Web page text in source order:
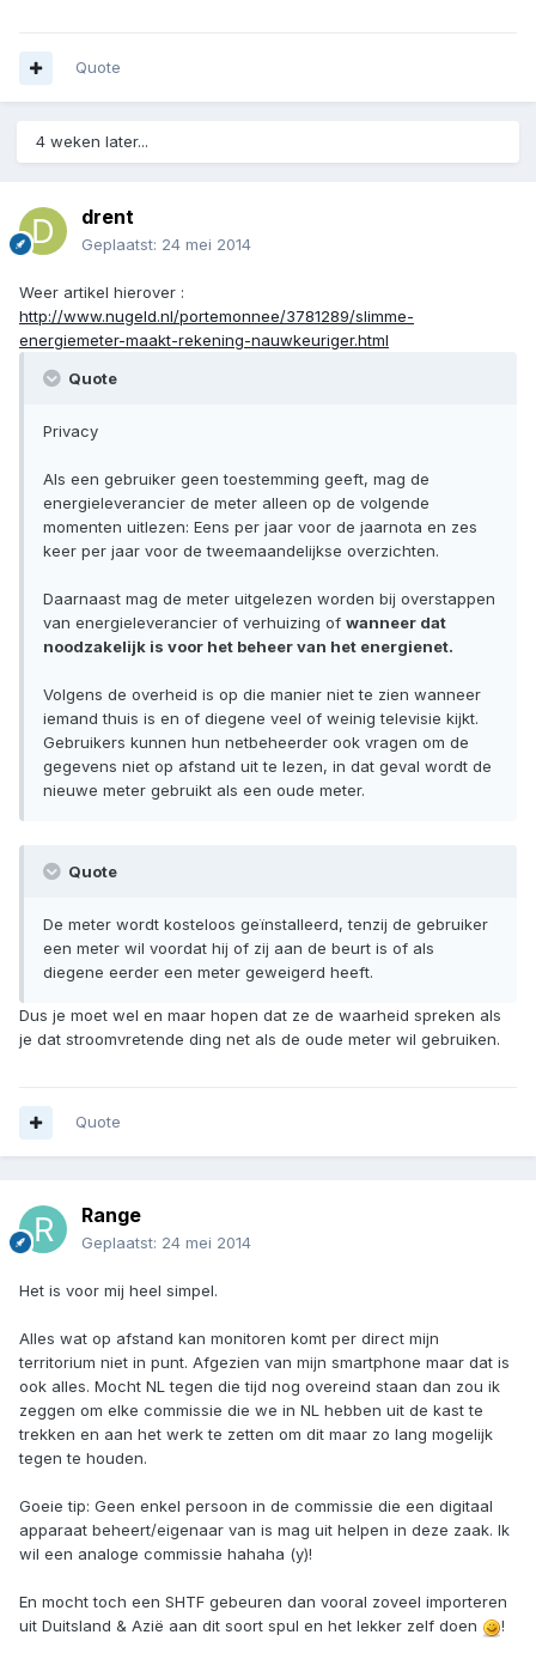
Quote
4 weken later...
drent
Geplaatst: 24 mei 2014
Weer artikel hierover :
http://www.nugeld.nl/portemonnee/3781289/slimme-
energiemeter-maakt-rekening-nauwkeuriger.html
Quote
Privacy
Als een gebruiker geen toestemming geeft, mag de
energieleverancier de meter alleen op de volgende
momenten uitlezen: Eens per jaar voor de jaarnota en zes
keer per jaar voor de tweemaandelijkse overzichten.
Daarnaast mag de meter uitgelezen worden bij overstappen
van energieleverancier of verhuizing of wanneer dat
noodzakelijk is voor het beheer van het energienet.
Volgens de overheid is op die manier niet te zien wanneer
iemand thuis is en of diegene veel of weinig televisie kijkt.
Gebruikers kunnen hun netbeheerder ook vragen om de
gegevens niet op afstand uit te lezen, in dat geval wordt de
nieuwe meter gebruikt als een oude meter.
Quote
De meter wordt kosteloos geïnstalleerd, tenzij de gebruiker
een meter wil voordat hij of zij aan de beurt is of als
diegene eerder een meter geweigerd heeft.
Dus je moet wel en maar hopen dat ze de waarheid spreken als
je dat stroomvretende ding net als de oude meter wil gebruiken.
Quote
Range
Geplaatst: 24 mei 2014
Het is voor mij heel simpel.
Alles wat op afstand kan monitoren komt per direct mijn
territorium niet in punt. Afgezien van mijn smartphone maar dat is
ook alles. Mocht NL tegen die tijd nog overeind staan dan zou ik
zeggen om elke commissie die we in NL hebben uit de kast te
trekken en aan het werk te zetten om dit maar zo lang mogelijk
tegen te houden.
Goeie tip: Geen enkel persoon in de commissie die een digitaal
apparaat beheert/eigenaar van is mag uit helpen in deze zaak. Ik
wil een analoge commissie hahaha (y)!
En mocht toch een SHTF gebeuren dan vooral zoveel importeren
uit Duitsland & Azië aan dit soort spul en het lekker zelf doen
!